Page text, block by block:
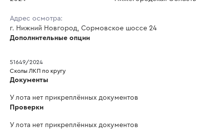
Адрес осмотра:
г. Нижний Новгород, Сормовское шоссе 24
Дополнительные опции
51649/2024
Сколы ЛКП по кругу
Документы
У лота нет прикреплённых документов
Проверки
У лота нет прикреплённых документов